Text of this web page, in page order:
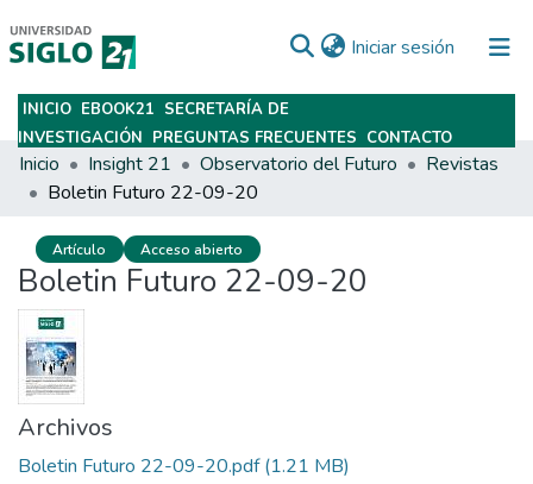
Iniciar sesión (current)
Subir
INICIO EBOOK21 SECRETARÍA DE
INVESTIGACIÓN PREGUNTAS FRECUENTES CONTACTO
Inicio Insight 21 Observatorio del Futuro
Revistas
Boletin Futuro 22-09-20
Artículo Acceso abierto
Boletin Futuro 22-09-20
Archivos
Boletin Futuro 22-09-20.pdf(1.21 MB)